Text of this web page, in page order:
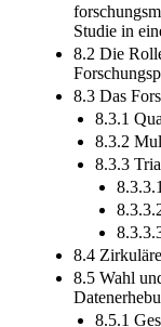
8.1
Studie in
8.2 Die
8.3 Das
8.3.1
8.3.2
8.3.3
8.4
8.5 Wahl